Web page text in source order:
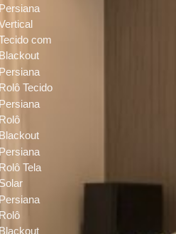
Persiana
com
Blackout
Persiana
Rolô Tecido
Persiana
Rolô
Blackout
Persiana
Rolô Tela
Solar
Persiana
Rolô
Blackout